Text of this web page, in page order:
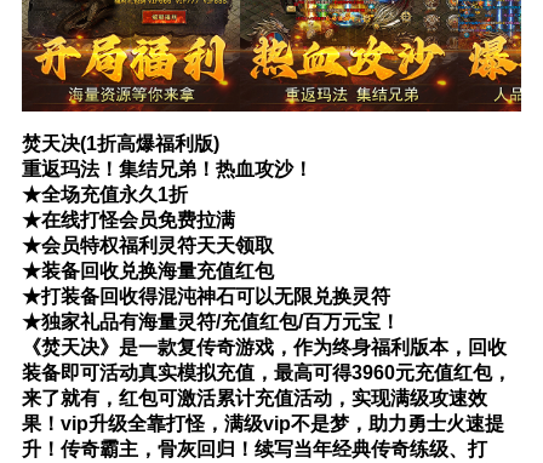
焚天决(1折高爆福利版)
重返玛法！集结兄弟！热血攻沙！
★全场充值永久1折
★在线打怪会员免费拉满
★会员特权福利灵符天天领取
★装备回收兑换海量充值红包
★打装备回收得混沌神石可以无限兑换灵符
★独家礼品有海量灵符/充值红包/百万元宝！
《焚天决》是一款复传奇游戏，作为终身福利版本，回收
装备即可活动真实模拟充值，最高可得3960元充值红包，
来了就有，红包可激活累计充值活动，实现满级攻速效
果！vip升级全靠打怪，满级vip不是梦，助力勇士火速提
升！传奇霸主，骨灰回归！续写当年经典传奇练级、打